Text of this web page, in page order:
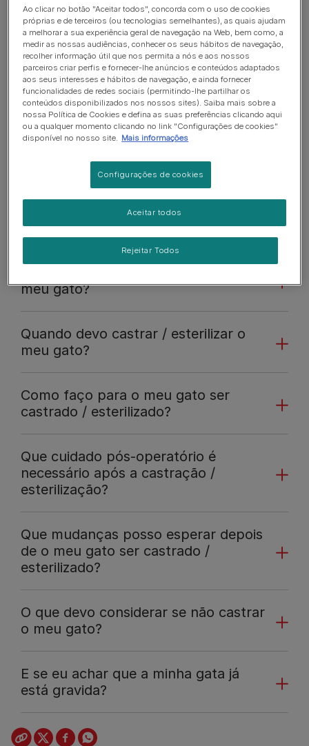
Castrar o seu gato significa que irá evitar qualquer
gravidez não planeada e pode também protegê-lo de
certas doenças.
Castrar o seu gato ou a sua gata não tem que ser uma
decisão assustadora. A nossa equipa de Petcare está
aqui para lhe dizer tudo o que precisa de saber para
tomar a decisão adequada para si e para o seu gato.
O que é a castração / esterilização?
A castração / esterilização vai
magoar o meu gato?
meu gato?
Quando devo castrar / esterilizar o
meu gato?
Como faço para o meu gato ser
castrado / esterilizado?
Que cuidado pós-operatório é
necessário após a castração /
esterilização?
Que mudanças posso esperar depois
de o meu gato ser castrado /
esterilizado?
O que devo considerar se não castrar
o meu gato?
E se eu achar que a minha gata já
está gravida?
Ao clicar no botão "Aceitar todos", concorda com o uso de cookies
próprias e de terceiros (ou tecnologias semelhantes), as quais ajudam
a melhorar a sua experiência geral de navegação na Web, bem como, a
medir as nossas audiências, conhecer os seus hábitos de navegação,
recolher informação útil que nos permita a nós e aos nossos
parceiros criar perfis e fornecer-lhe anúncios e conteúdos adaptados
aos seus interesses e hábitos de navegação, e ainda fornecer
funcionalidades de redes sociais (permitindo-lhe partilhar os
conteúdos disponibilizados nos nossos sites). Saiba mais sobre a
nossa Política de Cookies e defina as suas preferências clicando aqui
ou a qualquer momento clicando no link "Configurações de cookies"
disponível no nosso site. Mais informações
Configurações de cookies
Rejeitar Todos
Aceitar todos